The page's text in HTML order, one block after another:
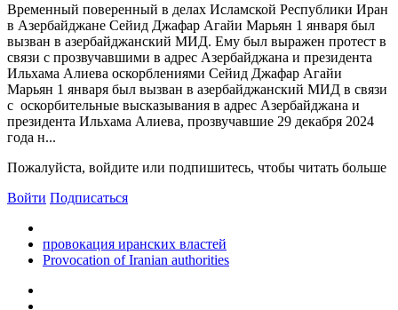
Временный поверенный в делах Исламской Республики Иран
в Азербайджане Сейид Джафар Агайи Марьян 1 января был
вызван в азербайджанский МИД. Ему был выражен протест в
связи с прозвучавшими в адрес Азербайджана и президента
Ильхама Алиева оскорблениями Сейид Джафар Агайи
Марьян 1 января был вызван в азербайджанский МИД в связи
с оскорбительные высказывания в адрес Азербайджана и
президента Ильхама Алиева, прозвучавшие 29 декабря 2024
года н...
Пожалуйста, войдите или подпишитесь, чтобы читать больше
Войти Подписаться
провокация иранских властей
Provocation of Iranian authorities